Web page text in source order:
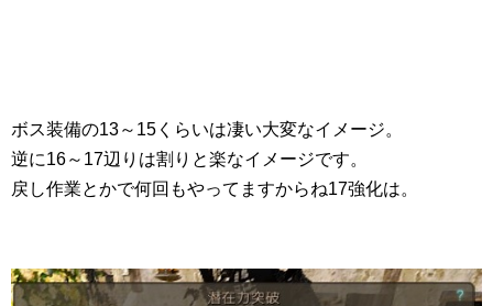
ボス装備の13～15くらいは凄い大変なイメージ。
逆に16～17辺りは割りと楽なイメージです。
戻し作業とかで何回もやってますからね17強化は。